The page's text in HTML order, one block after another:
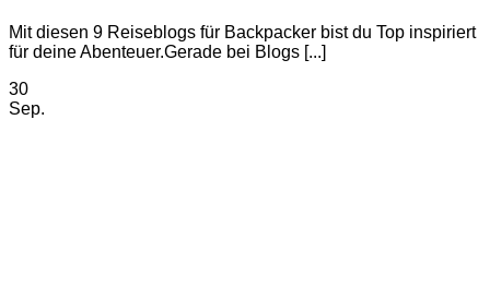
Mit diesen 9 Reiseblogs für Backpacker bist du Top inspiriert
für deine Abenteuer.Gerade bei Blogs [...]
30
Sep.